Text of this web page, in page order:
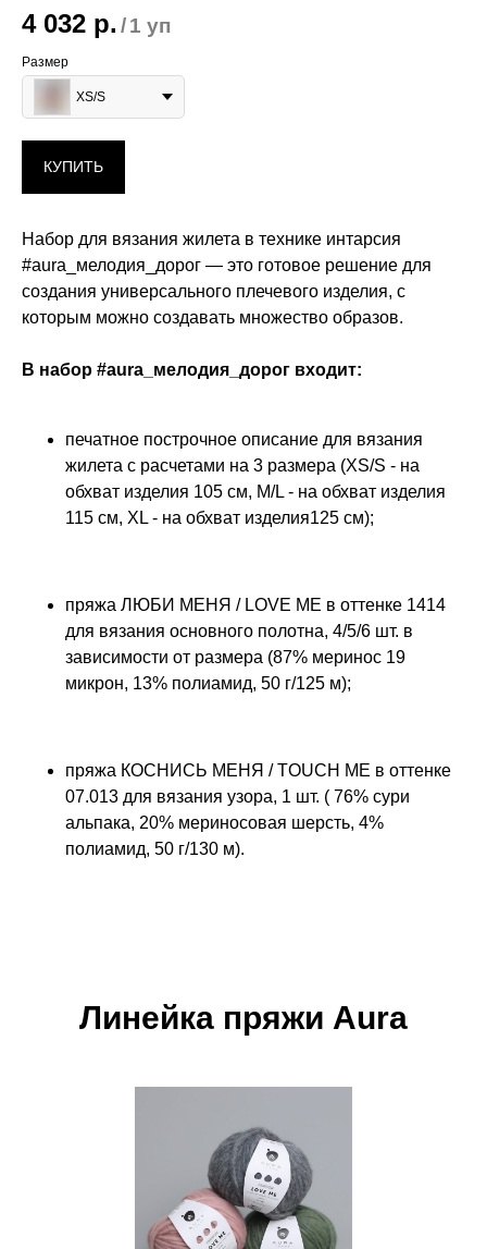
4 032 р. /1 уп
Размер
XS/S
КУПИТЬ
Набор для вязания жилета в технике интарсия
#aura_мелодия_дорог — это готовое решение для
создания универсального плечевого изделия, с
которым можно создавать множество образов.
В набор #aura_мелодия_дорог входит:
печатное построчное описание для вязания
жилета с расчетами на 3 размера (XS/S - на
обхват изделия 105 см, M/L - на обхват изделия
115 см, XL - на обхват изделия125 см);
пряжа ЛЮБИ МЕНЯ / LOVE ME в оттенке 1414
для вязания основного полотна, 4/5/6 шт. в
зависимости от размера (87% меринос 19
микрон, 13% полиамид, 50 г/125 м);
пряжа КОСНИСЬ МЕНЯ / TOUCH ME в оттенке
07.013 для вязания узора, 1 шт. ( 76% сури
альпака, 20% мериносовая шерсть, 4%
полиамид, 50 г/130 м).
Линейка пряжи Aura